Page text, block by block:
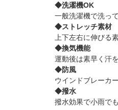
◆洗濯機OK
一般洗濯機で洗っ
◆ストレッチ素材
上下左右に伸びる
◆換気機能
運動後は素早く汗
◆防風
ウインドブレーカ
◆撥水
撥水効果で小雨で